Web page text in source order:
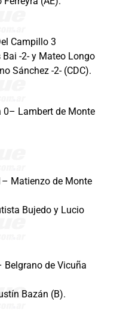
Campillo 3
-2- y Mateo Longo
Sánchez -2- (CDC).
0– Lambert de Monte
Matienzo de Monte
Bujedo y Lucio
de Vicuña
Bazán (B).